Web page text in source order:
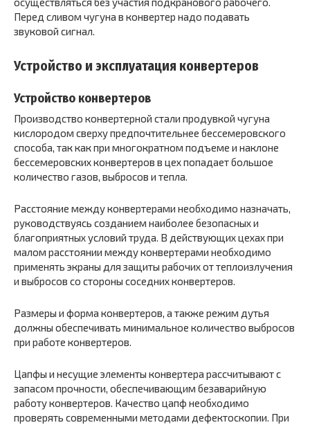
Перед сливом чугуна в конвертер надо подавать
звуковой сигнал.
Устройство и эксплуатация конвертеров
Устройство конвертеров
Производство конвертерной стали продувкой чугуна
кислородом сверху предпочтительнее бессемеровского
способа, так как при многократном подъеме и наклоне
бессемеровских конвертеров в цех попадает большое
количество газов, выбросов и тепла.
Расстояние между конвертерами необходимо назначать,
руководствуясь созданием наиболее безопасных и
благоприятных условий труда. В действующих цехах при
малом расстоянии между конвертерами необходимо
применять экраны для защиты рабочих от теплоизлучения
и выбросов со стороны соседних конвертеров.
Размеры и форма конвертеров, а также режим дутья
должны обеспечивать минимальное количество выбросов
при работе конвертеров.
Цапфы и несущие элементы конвертера рассчитывают с
запасом прочности, обеспечивающим безаварийную
работу конвертеров. Качество цапф необходимо
проверять современными методами дефектоскопии. При